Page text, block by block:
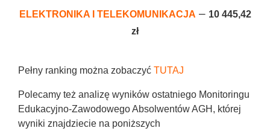
ELEKTRONIKA I TELEKOMUNIKACJA – 10 445,42
zł
Pełny ranking można zobaczyć TUTAJ
Polecamy też analizę wyników ostatniego Monitoringu
Edukacyjno-Zawodowego Absolwentów AGH, której
wyniki znajdziecie na poniższych